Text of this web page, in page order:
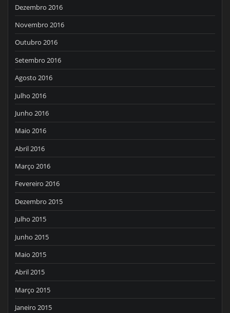
Dezembro 2016
Novembro 2016
Outubro 2016
Setembro 2016
Agosto 2016
Julho 2016
Junho 2016
Maio 2016
Abril 2016
Março 2016
Fevereiro 2016
Dezembro 2015
Julho 2015
Junho 2015
Maio 2015
Abril 2015
Março 2015
Janeiro 2015